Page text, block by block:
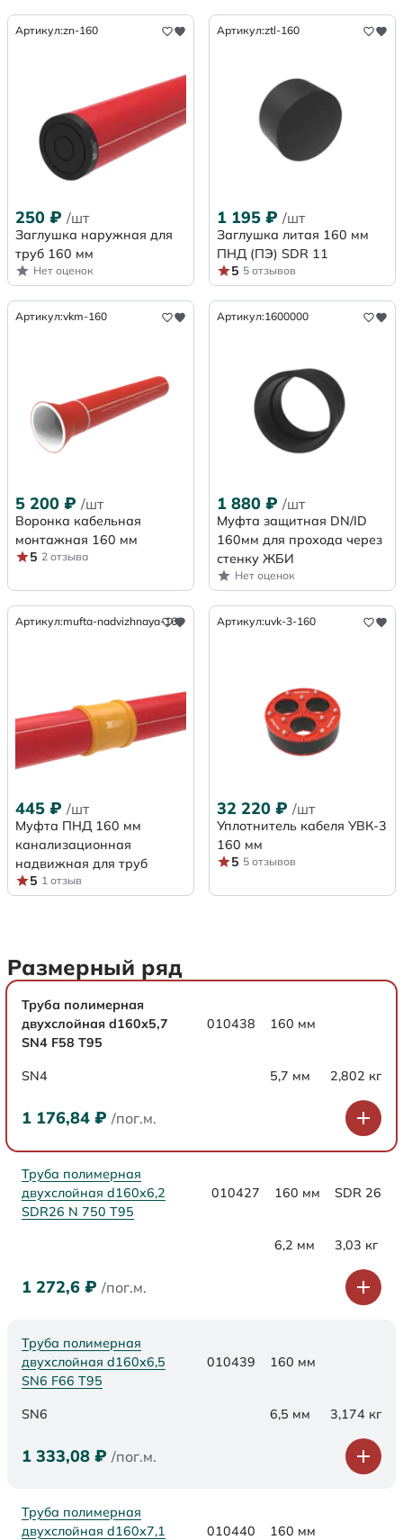
Артикул:zn-160
250 ₽ /шт
Заглушка наружная для
труб 160 мм
Нет оценок
Артикул:ztl-160
1 195 ₽ /шт
Заглушка литая 160 мм
ПНД (ПЭ) SDR 11
5 5 отзывов
Артикул:vkm-160
5 200 ₽ /шт
Воронка кабельная
монтажная 160 мм
5 2 отзыва
Артикул:1600000
1 880 ₽ /шт
Муфта защитная DN/ID
160мм для прохода через
стенку ЖБИ
Нет оценок
Артикул:mufta-nadvizhnaya-160
445 ₽ /шт
Муфта ПНД 160 мм
канализационная
надвижная для труб
5 1 отзыв
Артикул:uvk-3-160
32 220 ₽ /шт
Уплотнитель кабеля УВК-3
160 мм
5 5 отзывов
Размерный ряд
Труба полимерная
двухслойная d160х5,7
SN4 F58 Т95
010438 160 мм
SN4 5,7 мм 2,802 кг
1 176,84 ₽ /пог.м.
Труба полимерная
двухслойная d160x6,2
SDR26 N 750 Т95
010427 160 мм SDR 26
6,2 мм 3,03 кг
1 272,6 ₽ /пог.м.
Труба полимерная
двухслойная d160х6,5
SN6 F66 Т95
010439 160 мм
SN6 6,5 мм 3,174 кг
1 333,08 ₽ /пог.м.
Труба полимерная
двухслойная d160х7,1
010440 160 мм